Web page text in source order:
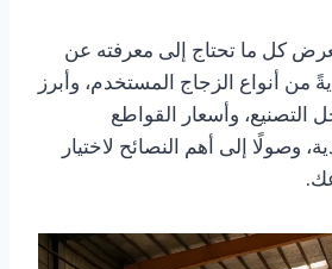
كل ما تحتاج إلى معرفته عن
من أنواع الزجاج المستخدم، وأبرز
التصنيع، وأسعار القواطع
وصولًا إلى أهم النصائح لاختيار